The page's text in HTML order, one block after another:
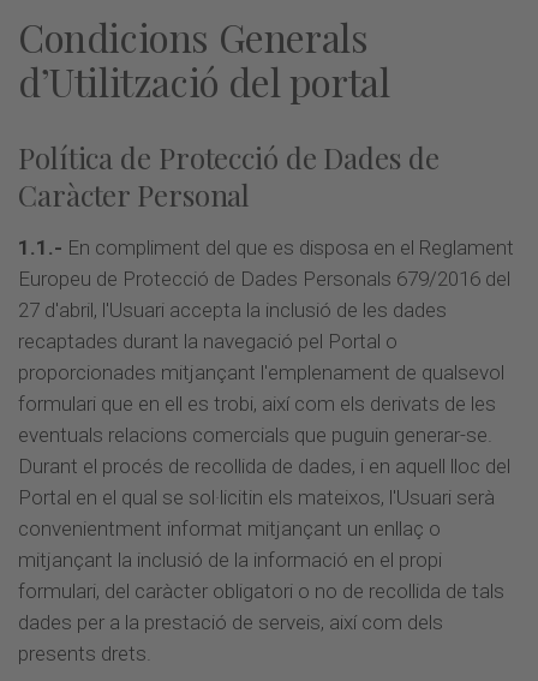
Condicions Generals
d’Utilització del portal
Política de Protecció de Dades de
Caràcter Personal
1.1.- En compliment del que es disposa en el Reglament
Europeu de Protecció de Dades Personals 679/2016 del
27 d'abril, l'Usuari accepta la inclusió de les dades
recaptades durant la navegació pel Portal o
proporcionades mitjançant l'emplenament de qualsevol
formulari que en ell es trobi, així com els derivats de les
eventuals relacions comercials que puguin generar-se.
Durant el procés de recollida de dades, i en aquell lloc del
Portal en el qual se sol·licitin els mateixos, l'Usuari serà
convenientment informat mitjançant un enllaç o
mitjançant la inclusió de la informació en el propi
formulari, del caràcter obligatori o no de recollida de tals
dades per a la prestació de serveis, així com dels
presents drets.